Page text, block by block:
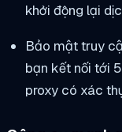
khởi động lại
Bảo mật truy
bạn kết nối tới
proxy có xác